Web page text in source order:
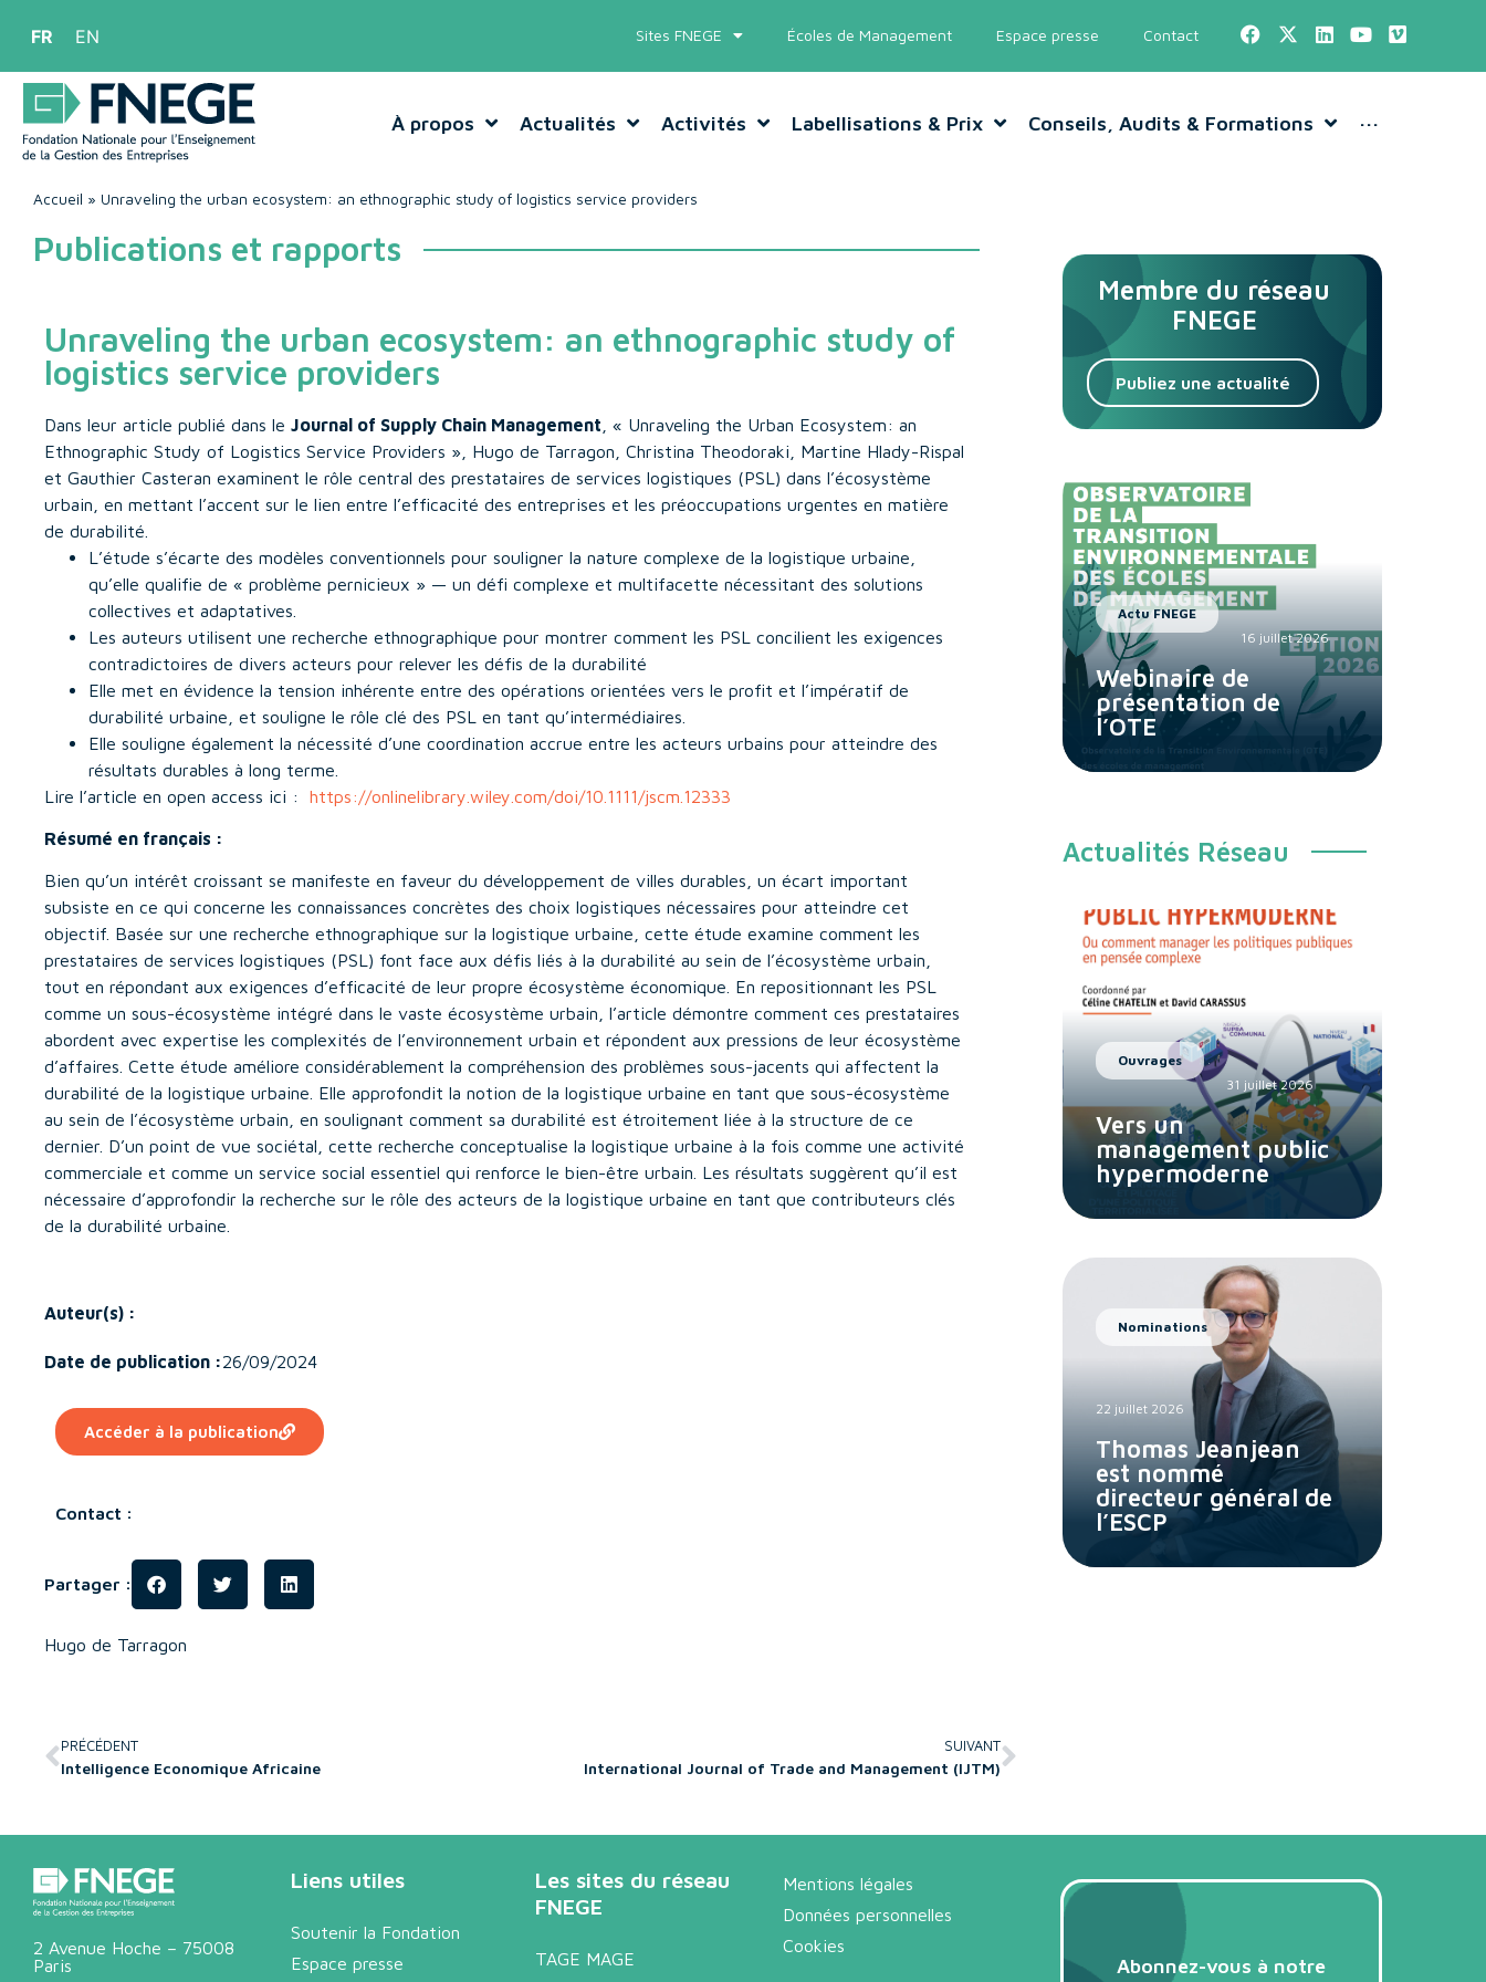
FR EN Sites FNEGE Écoles de Management Espace presse Contact
À propos Actualités Activités Labellisations & Prix Conseils, Audits & Formations ···
Accueil » Unraveling the urban ecosystem: an ethnographic study of logistics service providers
Publications et rapports
Unraveling the urban ecosystem: an ethnographic study of
logistics service providers
Dans leur article publié dans le Journal of Supply Chain Management , « Unraveling the Urban Ecosystem: an
Ethnographic Study of Logistics Service Providers », Hugo de Tarragon, Christina Theodoraki, Martine Hlady-Rispal
et Gauthier Casteran examinent le rôle central des prestataires de services logistiques (PSL) dans l’écosystème
urbain, en mettant l’accent sur le lien entre l’efficacité des entreprises et les préoccupations urgentes en matière
de durabilité.
L’étude s’écarte des modèles conventionnels pour souligner la nature complexe de la logistique urbaine,
qu’elle qualifie de « problème pernicieux » — un défi complexe et multifacette nécessitant des solutions
collectives et adaptatives.
Les auteurs utilisent une recherche ethnographique pour montrer comment les PSL concilient les exigences
contradictoires de divers acteurs pour relever les défis de la durabilité
Elle met en évidence la tension inhérente entre des opérations orientées vers le profit et l’impératif de
durabilité urbaine, et souligne le rôle clé des PSL en tant qu’intermédiaires.
Elle souligne également la nécessité d’une coordination accrue entre les acteurs urbains pour atteindre des
résultats durables à long terme.
Lire l’article en open access ici : https://onlinelibrary.wiley.com/doi/10.1111/jscm.12333
Résumé en français :
Bien qu’un intérêt croissant se manifeste en faveur du développement de villes durables, un écart important
subsiste en ce qui concerne les connaissances concrètes des choix logistiques nécessaires pour atteindre cet
objectif. Basée sur une recherche ethnographique sur la logistique urbaine, cette étude examine comment les
prestataires de services logistiques (PSL) font face aux défis liés à la durabilité au sein de l’écosystème urbain,
tout en répondant aux exigences d’efficacité de leur propre écosystème économique. En repositionnant les PSL
comme un sous-écosystème intégré dans le vaste écosystème urbain, l’article démontre comment ces prestataires
abordent avec expertise les complexités de l’environnement urbain et répondent aux pressions de leur écosystème
d’affaires. Cette étude améliore considérablement la compréhension des problèmes sous-jacents qui affectent la
durabilité de la logistique urbaine. Elle approfondit la notion de la logistique urbaine en tant que sous-écosystème
au sein de l’écosystème urbain, en soulignant comment sa durabilité est étroitement liée à la structure de ce
dernier. D’un point de vue sociétal, cette recherche conceptualise la logistique urbaine à la fois comme une activité
commerciale et comme un service social essentiel qui renforce le bien-être urbain. Les résultats suggèrent qu’il est
nécessaire d’approfondir la recherche sur le rôle des acteurs de la logistique urbaine en tant que contributeurs clés
de la durabilité urbaine.
Auteur(s) :
Date de publication :26/09/2024
Accéder à la publication
Contact :
Partager :
Hugo de Tarragon
PRÉCÉDENT
Intelligence Economique Africaine
SUIVANT
International Journal of Trade and Management (IJTM)
Membre du réseau
FNEGE
Publiez une actualité
Actu FNEGE
16 juillet 2026
Webinaire de
présentation de
l’OTE
Actualités Réseau
Ouvrages
31 juillet 2026
Vers un
management public
hypermoderne
Nominations
22 juillet 2026
Thomas Jeanjean
est nommé
directeur général de
l’ESCP
2 Avenue Hoche – 75008
Paris
Liens utiles
Soutenir la Fondation
Espace presse
Les sites du réseau
FNEGE
TAGE MAGE
Mentions légales
Données personnelles
Cookies
Abonnez-vous à notre